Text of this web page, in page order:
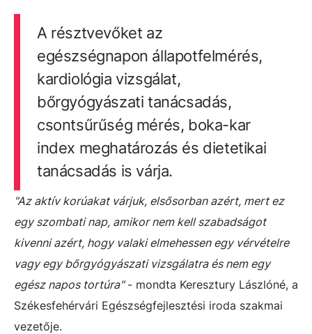
A résztvevőket az
egészségnapon állapotfelmérés,
kardiológia vizsgálat,
bőrgyógyászati tanácsadás,
csontsűrűség mérés, boka-kar
index meghatározás és dietetikai
tanácsadás is várja.
"Az aktív korúakat várjuk, elsősorban azért, mert ez
egy szombati nap, amikor nem kell szabadságot
kivenni azért, hogy valaki elmehessen egy vérvételre
vagy egy bőrgyógyászati vizsgálatra és nem egy
egész napos tortúra"- mondta Keresztury Lászlóné, a
Székesfehérvári Egészségfejlesztési iroda szakmai
vezetője.